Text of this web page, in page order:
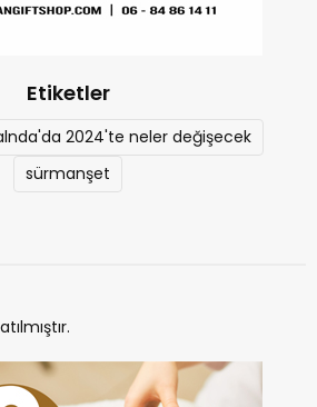
Etiketler
2024'te neler değişecek
sürmanşet